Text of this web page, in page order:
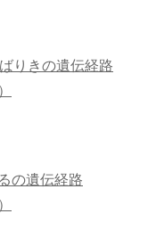
りきの遺伝経路
の遺伝経路